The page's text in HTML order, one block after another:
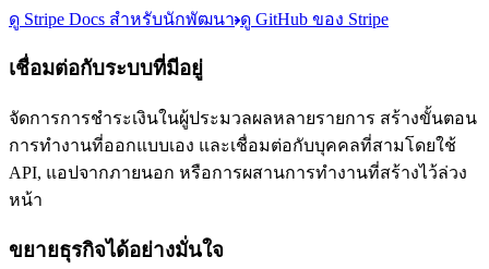
ดู Stripe Docs สําหรับนักพัฒนา ดู GitHub ของ Stripe
เชื่อมต่อกับระบบที่มีอยู่
จัดการการชำระเงินในผู้ประมวลผลหลายรายการ สร้างขั้นตอน
การทำงานที่ออกแบบเอง และเชื่อมต่อกับบุคคลที่สามโดยใช้
API, แอปจากภายนอก หรือการผสานการทำงานที่สร้างไว้ล่วง
หน้า
ขยายธุรกิจได้อย่างมั่นใจ